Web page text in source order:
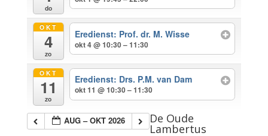
do
OKT
4
zo
Eredienst: Prof. dr. M. Wisse
okt 4 @ 10:30 – 11:30
OKT
11
zo
Eredienst: Drs. P.M. van Dam
okt 11 @ 10:30 – 11:30
AUG – OKT 2026 De Oude
Lambertus